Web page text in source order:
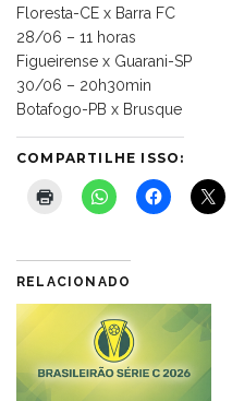
Floresta-CE x Barra FC
28/06 – 11 horas
Figueirense x Guarani-SP
30/06 – 20h30min
Botafogo-PB x Brusque
COMPARTILHE ISSO:
RELACIONADO